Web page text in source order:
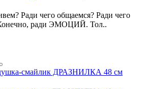
Ради чего общаемся? Ради чего
Конечно, ради ЭМОЦИЙ. Тол..